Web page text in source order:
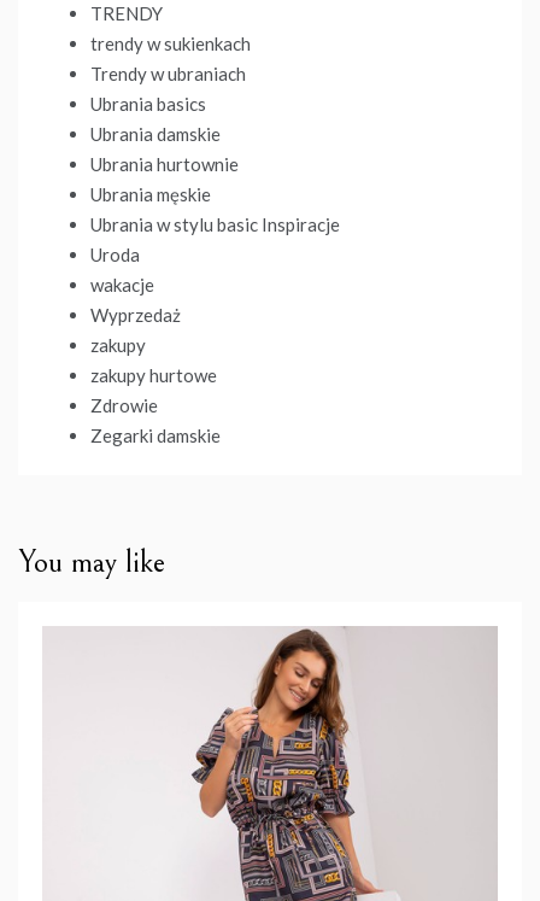
TRENDY
trendy w sukienkach
Trendy w ubraniach
Ubrania basics
Ubrania damskie
Ubrania hurtownie
Ubrania męskie
Ubrania w stylu basic Inspiracje
Uroda
wakacje
Wyprzedaż
zakupy
zakupy hurtowe
Zdrowie
Zegarki damskie
You may like